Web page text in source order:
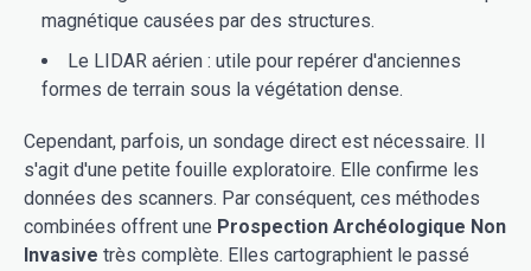
magnétique causées par des structures.
Le LIDAR aérien : utile pour repérer d'anciennes
formes de terrain sous la végétation dense.
Cependant, parfois, un sondage direct est nécessaire. Il
s'agit d'une petite fouille exploratoire. Elle confirme les
données des scanners. Par conséquent, ces méthodes
combinées offrent une Prospection Archéologique Non
Invasive très complète. Elles cartographient le passé